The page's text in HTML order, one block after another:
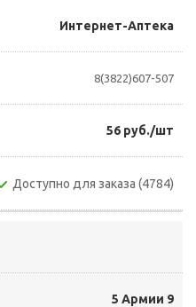
Интернет-Аптека
8(3822)607-507
56 руб./шт
Доступно для заказа (4784)
5 Армии 9